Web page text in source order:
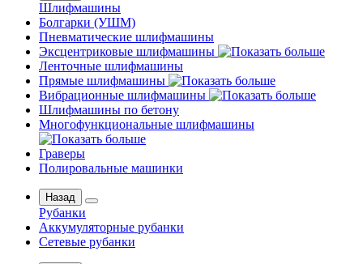
Шлифмашины
Бoлгаpки (УШM)
Пневматические шлифмашины
Эксцентриковые шлифмашины
Ленточные шлифмашины
Прямые шлифмашины
Вибрационные шлифмашины
Шлифмашины по бетону
Многофункциональные шлифмашины
Граверы
Полировальные машинки
Назад
Рубанки
Аккумуляторные рубанки
Сетевые рубанки